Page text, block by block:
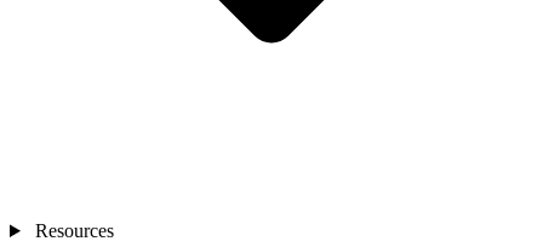
Resources